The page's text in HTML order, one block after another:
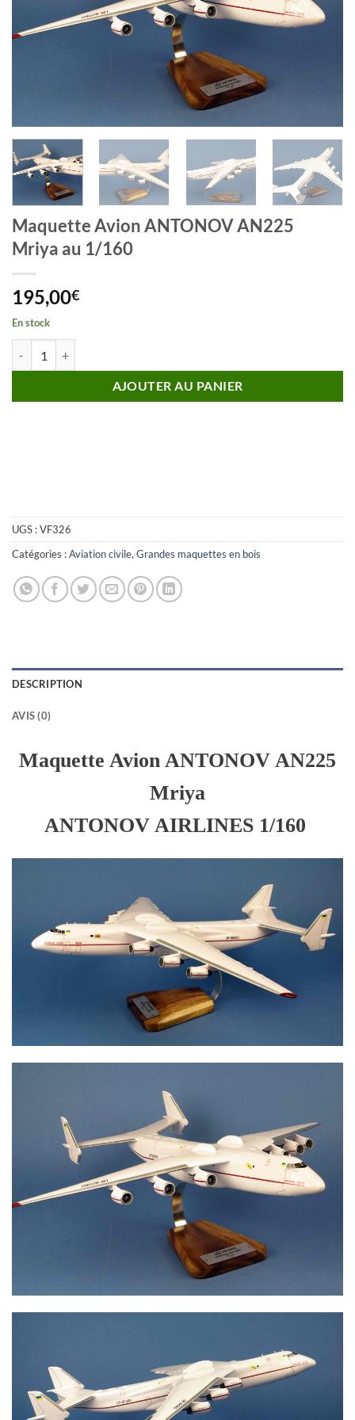
Maquette Avion ANTONOV AN225
Mriya au 1/160
195,00€
En stock
AJOUTER AU PANIER
UGS :VF326
Catégories :Aviation civile, Grandes maquettes en bois
DESCRIPTION
AVIS (0)
Maquette Avion ANTONOV AN225
Mriya
ANTONOV AIRLINES 1/160